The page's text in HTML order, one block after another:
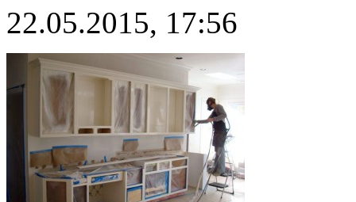
22.05.2015, 17:56